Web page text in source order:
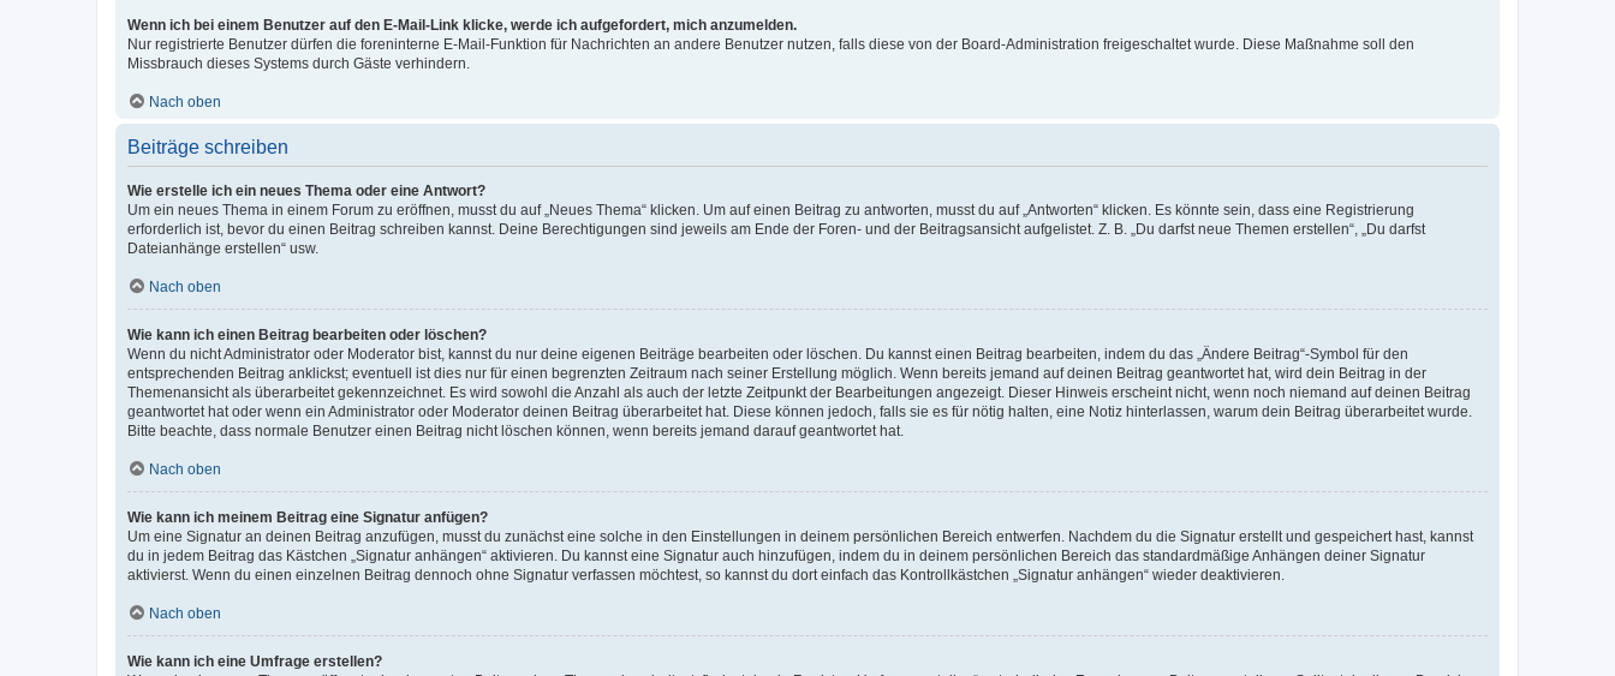
Wenn ich bei einem Benutzer auf den E-Mail-Link klicke, werde ich aufgefordert, mich anzumelden.
Nur registrierte Benutzer dürfen die foreninterne E-Mail-Funktion für Nachrichten an andere Benutzer nutzen, falls diese von der Board-Administration freigeschaltet wurde. Diese Maßnahme soll den
Missbrauch dieses Systems durch Gäste verhindern.
Nach oben
Beiträge schreiben
Wie erstelle ich ein neues Thema oder eine Antwort?
Um ein neues Thema in einem Forum zu eröffnen, musst du auf „Neues Thema“ klicken. Um auf einen Beitrag zu antworten, musst du auf „Antworten“ klicken. Es könnte sein, dass eine Registrierung
erforderlich ist, bevor du einen Beitrag schreiben kannst. Deine Berechtigungen sind jeweils am Ende der Foren- und der Beitragsansicht aufgelistet. Z. B. „Du darfst neue Themen erstellen“, „Du darfst
Dateianhänge erstellen“ usw.
Nach oben
Wie kann ich einen Beitrag bearbeiten oder löschen?
Wenn du nicht Administrator oder Moderator bist, kannst du nur deine eigenen Beiträge bearbeiten oder löschen. Du kannst einen Beitrag bearbeiten, indem du das „Ändere Beitrag“-Symbol für den
entsprechenden Beitrag anklickst; eventuell ist dies nur für einen begrenzten Zeitraum nach seiner Erstellung möglich. Wenn bereits jemand auf deinen Beitrag geantwortet hat, wird dein Beitrag in der
Themenansicht als überarbeitet gekennzeichnet. Es wird sowohl die Anzahl als auch der letzte Zeitpunkt der Bearbeitungen angezeigt. Dieser Hinweis erscheint nicht, wenn noch niemand auf deinen Beitrag
geantwortet hat oder wenn ein Administrator oder Moderator deinen Beitrag überarbeitet hat. Diese können jedoch, falls sie es für nötig halten, eine Notiz hinterlassen, warum dein Beitrag überarbeitet wurde.
Bitte beachte, dass normale Benutzer einen Beitrag nicht löschen können, wenn bereits jemand darauf geantwortet hat.
Nach oben
Wie kann ich meinem Beitrag eine Signatur anfügen?
Um eine Signatur an deinen Beitrag anzufügen, musst du zunächst eine solche in den Einstellungen in deinem persönlichen Bereich entwerfen. Nachdem du die Signatur erstellt und gespeichert hast, kannst
du in jedem Beitrag das Kästchen „Signatur anhängen“ aktivieren. Du kannst eine Signatur auch hinzufügen, indem du in deinem persönlichen Bereich das standardmäßige Anhängen deiner Signatur
aktivierst. Wenn du einen einzelnen Beitrag dennoch ohne Signatur verfassen möchtest, so kannst du dort einfach das Kontrollkästchen „Signatur anhängen“ wieder deaktivieren.
Nach oben
Wie kann ich eine Umfrage erstellen?